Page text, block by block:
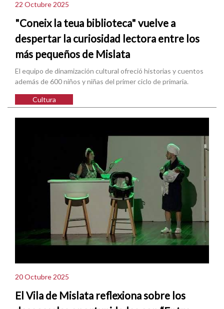
22 Octubre 2025
"Coneix la teua biblioteca" vuelve a
despertar la curiosidad lectora entre los
más pequeños de Mislata
El equipo de dinamización cultural ofreció historias y cuentos
además de 600 niños y niñas del primer ciclo de primaria.
Cultura
20 Octubre 2025
El Vila de Mislata reflexiona sobre los